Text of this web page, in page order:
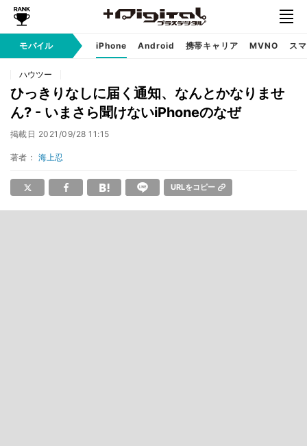
モバイル iPhone Android 携帯キャリア MVNO ス
ハウツー
ひっきりなしに届く通知、なんとかなりませ
ん? - いまさら聞けないiPhoneのなぜ
掲載日 2021/09/28 11:15
著者： 海上忍
URLをコピー